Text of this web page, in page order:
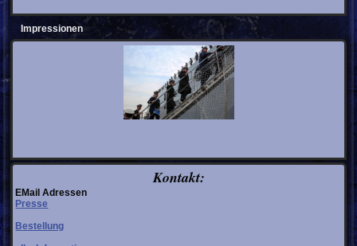
Impressionen
Kontakt:
EMail Adressen
Presse
Bestellung